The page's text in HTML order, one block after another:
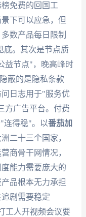
免费的回国工
下可以应急，但
数产品每日限制
底。其次是节点质
益节点"，晚高峰时
蔽的是隐私条款
日志用于"服务优
方广告平台。付费
连得稳"。以番茄加
二十三个国家，
商骨干网情况，
能力需要庞大的
品根本无力承担
剧需要稳定
工人开视频会议要